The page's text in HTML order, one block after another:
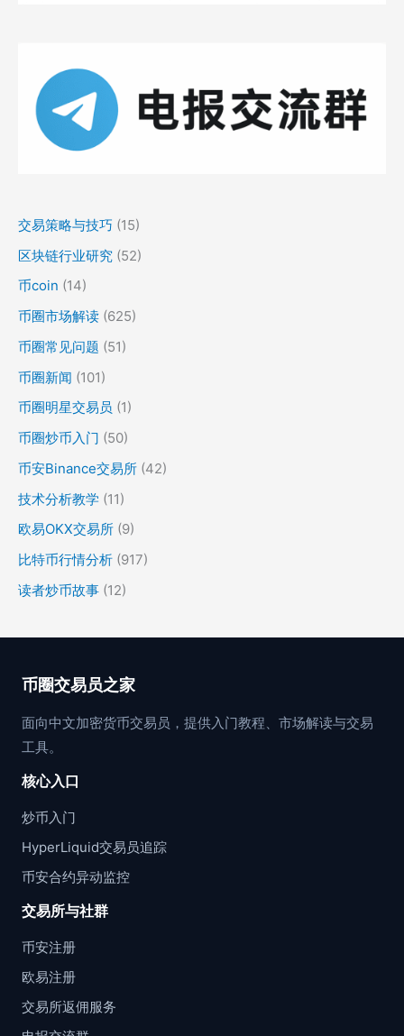
交易策略与技巧 (15)
区块链行业研究 (52)
币coin (14)
币圈市场解读 (625)
币圈常见问题 (51)
币圈新闻 (101)
币圈明星交易员 (1)
币圈炒币入门 (50)
币安Binance交易所 (42)
技术分析教学 (11)
欧易OKX交易所 (9)
比特币行情分析 (917)
读者炒币故事 (12)
币圈交易员之家
面向中文加密货币交易员，提供入门教程、市场解读与交易
工具。
核心入口
炒币入门
HyperLiquid交易员追踪
币安合约异动监控
交易所与社群
币安注册
欧易注册
交易所返佣服务